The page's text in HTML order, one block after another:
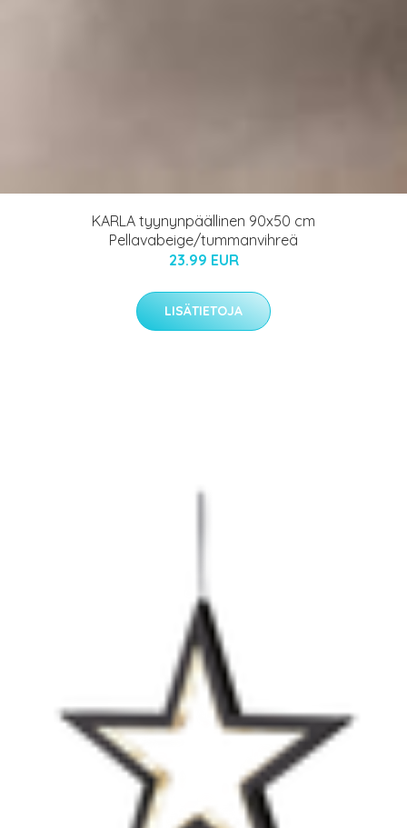
KARLA tyynynpäällinen 90x50 cm
Pellavabeige/tummanvihreä
23.99 EUR
LISÄTIETOJA